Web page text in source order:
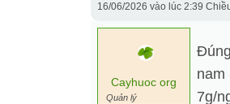
16/06/2026 vào lúc 2:39
Cayhuoc org
Quản lý
nam
7g/